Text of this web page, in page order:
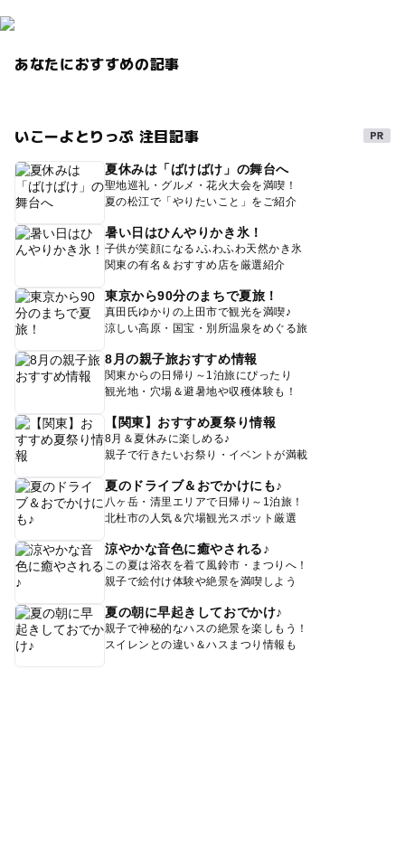
あなたにおすすめの記事
いこーよとりっぷ 注目記事
夏休みは「ばけばけ」の舞台へ
聖地巡礼・グルメ・花火大会を満喫！
夏の松江で「やりたいこと」をご紹介
暑い日はひんやりかき氷！
子供が笑顔になる♪ふわふわ天然かき氷
関東の有名＆おすすめ店を厳選紹介
東京から90分のまちで夏旅！
真田氏ゆかりの上田市で観光を満喫♪
涼しい高原・国宝・別所温泉をめぐる旅
8月の親子旅おすすめ情報
関東からの日帰り～1泊旅にぴったり
観光地・穴場＆避暑地や収穫体験も！
【関東】おすすめ夏祭り情報
8月＆夏休みに楽しめる♪
親子で行きたいお祭り・イベントが満載
夏のドライブ＆おでかけにも♪
八ヶ岳・清里エリアで日帰り～1泊旅！
北杜市の人気＆穴場観光スポット厳選
涼やかな音色に癒やされる♪
この夏は浴衣を着て風鈴市・まつりへ！
親子で絵付け体験や絶景を満喫しよう
夏の朝に早起きしておでかけ♪
親子で神秘的なハスの絶景を楽しもう！
スイレンとの違い＆ハスまつり情報も